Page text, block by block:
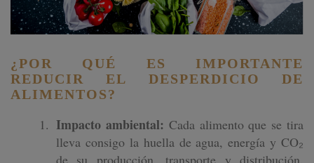
¿POR QUÉ ES IMPORTANTE
REDUCIR EL DESPERDICIO DE
ALIMENTOS?
Impacto ambiental: Cada alimento que se tira
lleva consigo la huella de agua, energía y CO₂